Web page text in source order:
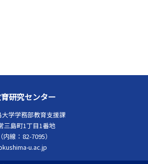
研究センター
学学務部教育支援課
三島町1丁目1番地
線：82-7095）
u.ac.jp